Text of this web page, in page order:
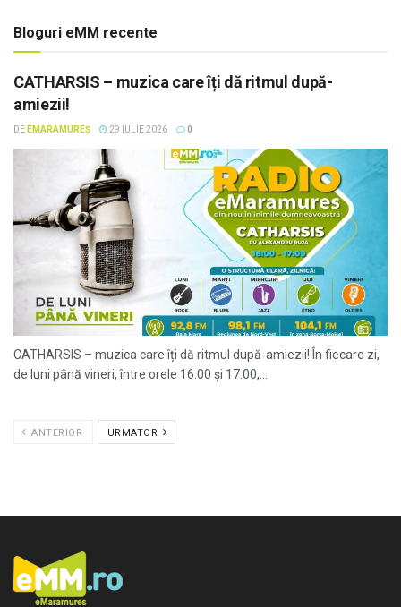
Bloguri eMM recente
CATHARSIS – muzica care îți dă ritmul după-
amiezii!
DE EMARAMUREȘ 29 IULIE 2026 0
CATHARSIS – muzica care îți dă ritmul după-amiezii! În fiecare zi,
de luni până vineri, între orele 16:00 și 17:00,...
ANTERIOR URMATOR